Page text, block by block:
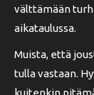
välttämään
aikataulussa.
Muista, että
tulla vastaan.
kuitenkin